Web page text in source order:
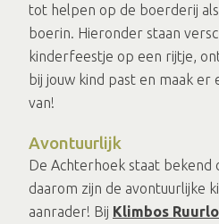
tot helpen op de boerderij
boerin. Hieronder staan
kinderfeestje op een rijtje,
bij jouw kind past en maak
van!
Avontuurlijk
De Achterhoek staat bekend
daarom zijn de avontuurlijke
aanrader! Bij Klimbos Ruurlo